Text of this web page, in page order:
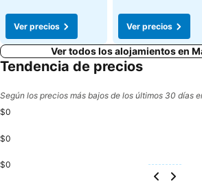
Ver precios Ver precios
Ver todos los alojamientos en
Tendencia de precios
Según los precios más bajos de los últimos 30 días
$0
$0
$0